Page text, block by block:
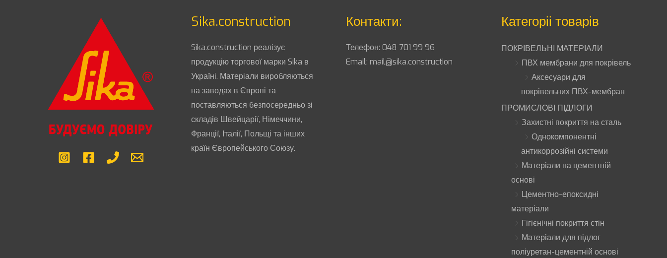
Sika.construction
Sika.construction реалізує
продукцію торгової марки Sika в
Україні. Матеріали виробляються
на заводах в Європі та
поставляються безпосередньо зі
складів Швейцарії, Німеччини,
Франції, Італії, Польщі та інших
країн Європейського Союзу.
Контакти:
Телефон: 048 701 99 96
Email: mail@sika.construction
Категоріі товарів
ПОКРІВЕЛЬНІ МАТЕРІАЛИ
ПВХ мембрани для покрівель
Аксесуари для
покрівельних ПВХ-мембран
ПРОМИСЛОВІ ПІДЛОГИ
Захистні покриття на сталь
Однокомпонентні
антикоррозійні системи
Матеріали на цементній
основі
Цементно-епоксидні
матеріали
Гігієнічні покриття стін
Матеріали для підлог
поліуретан-цементній основі